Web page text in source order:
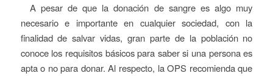
A pesar de que la donación de sangre es algo muy
necesario e importante en cualquier sociedad, con la
finalidad de salvar vidas, gran parte de la población no
conoce los requisitos básicos para saber si una persona es
apta o no para donar. Al respecto, la OPS recomienda que